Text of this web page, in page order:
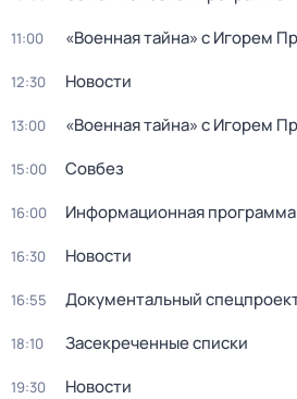
11:00 «Военная тайна» с Игорем
12:30 Новости
13:00 «Военная тайна» с Игорем
15:00 Совбез
16:00 Информационная программа
16:30 Новости
16:55 Документальный
18:10 Заcекрeченные списки
19:30 Новости